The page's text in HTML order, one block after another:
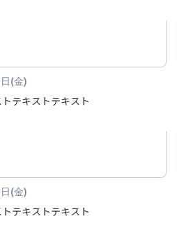
(金)
テキストテキスト
(金)
テキストテキスト